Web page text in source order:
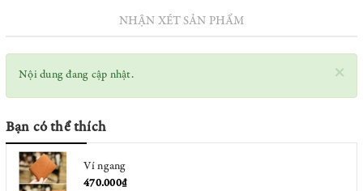
NHẬN XÉT SẢN PHẨM
×
Nội dung đang cập nhật.
Bạn có thể thích
Ví ngang
470.000₫